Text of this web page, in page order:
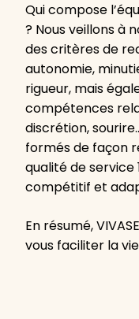
Qui compose
? Nous veillons à
des critères de
autonomie,
rigueur, mais
compétences
discrétion,
formés de façon
qualité de service
compétitif et
En résumé,
vous faciliter la